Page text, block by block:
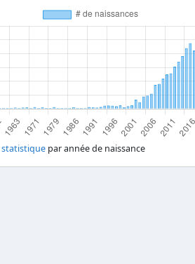
statistique par année de naissance